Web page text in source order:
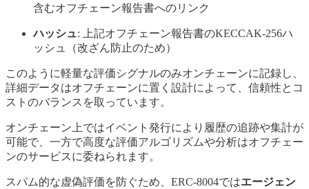
含むオフチェーン報告書へのリンク
ハッシュ: 上記オフチェーン報告書のKECCAK-256ハ
ッシュ（改ざん防止のため）
このように軽量な評価シグナルのみオンチェーンに記録し、
詳細データはオフチェーンに置く設計によって、信頼性とコ
ストのバランスを取っています。
オンチェーン上ではイベント発行により履歴の追跡や集計が
可能で、一方で高度な評価アルゴリズムや分析はオフチェー
ンのサービスに委ねられます。
スパム的な虚偽評価を防ぐため、ERC-8004ではエージェン